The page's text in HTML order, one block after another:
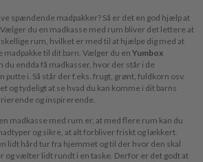
spændende madpakker? Så er det en god hjælp at
du en madkasse med rum bliver det lettere at
rum, hvilket er med til at hjælpe dig med at
madpakke til dit barn. Vælger du en Yumbox
du endda få madkasser, hvor der står i de
putte i. Så står der f.eks. frugt, grønt, fuldkorn osv.
og tydeligt at se hvad du kan komme i dit barns
og inspirerende.
madkasse med rum er, at med flere rum kan du
og sikre, at alt forbliver friskt og lækkert.
lidt hård tur fra hjemmet og til der hvor den skal
og vælter lidt rundt i en taske. Derfor er det godt at